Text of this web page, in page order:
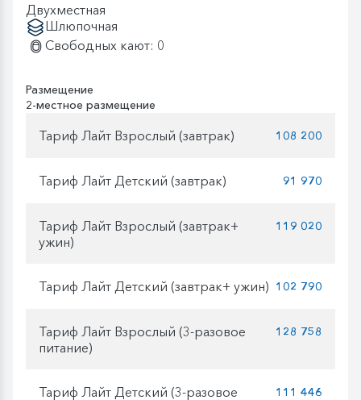
Двухместная
Шлюпочная
Свободных кают: 0
Размещение
2-местное размещение
Тариф Лайт Взрослый (завтрак) 108 200
Тариф Лайт Детский (завтрак) 91 970
Тариф Лайт Взрослый (завтрак+
ужин)
119 020
Тариф Лайт Детский (завтрак+ ужин) 102 790
Тариф Лайт Взрослый (3-разовое
питание)
128 758
Тариф Лайт Детский (3-разовое
111 446